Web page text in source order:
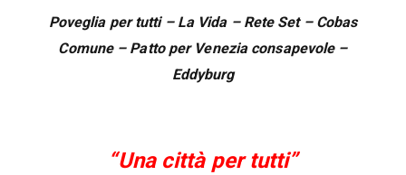
Poveglia per tutti – La Vida – Rete Set – Cobas
Comune – Patto per Venezia consapevole –
Eddyburg
“Una città per tutti”